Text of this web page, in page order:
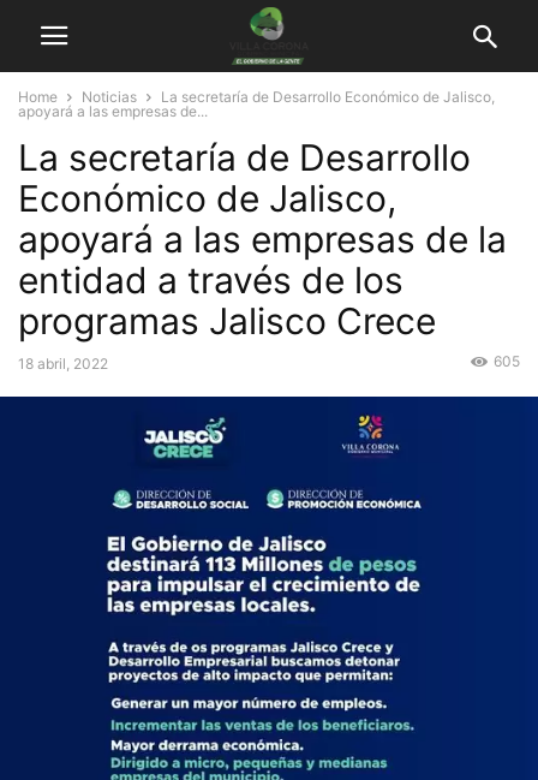
Home Noticias
La secretaría de Desarrollo Económico de Jalisco,
apoyará a las empresas de...
La secretaría de Desarrollo
Económico de Jalisco,
apoyará a las empresas de la
entidad a través de los
programas Jalisco Crece
18 abril, 2022 605